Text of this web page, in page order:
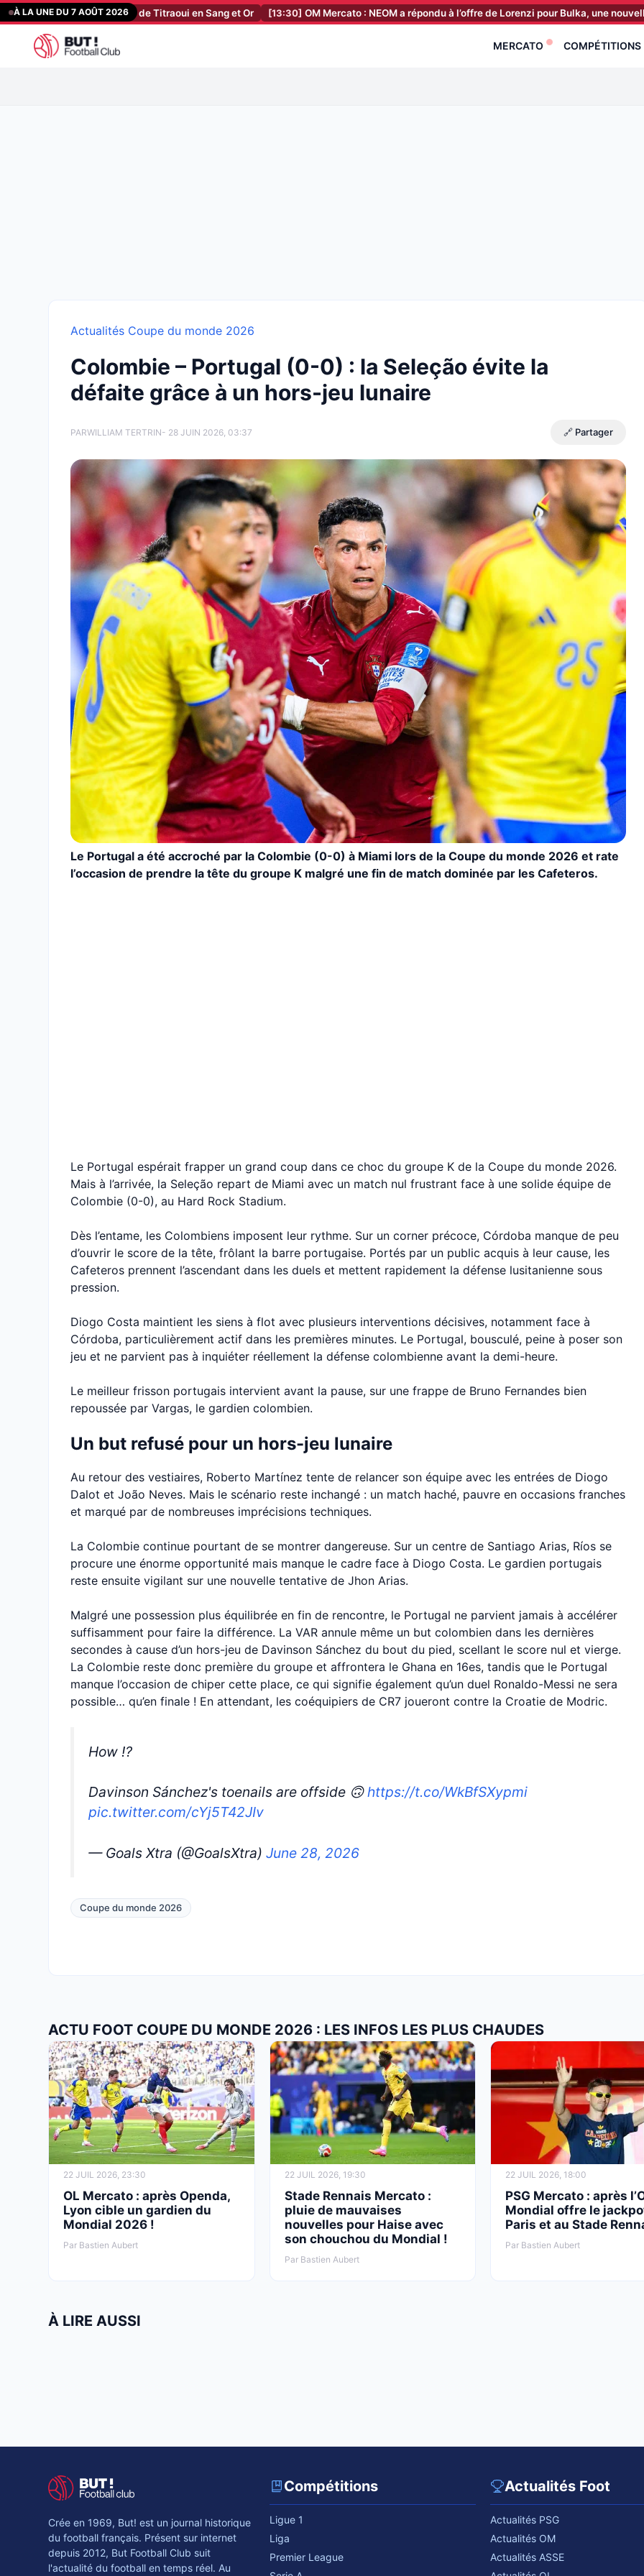
Aller
au
contenu
À LA UNE DU 7 AOÛT 2026
les premiers mots de Titraoui en Sang et Or [13:30] OM Mercato : NEOM a répondu à l’offre de Lorenzi pour Bulka, une nouvelle piste en
MERCATO COMPÉTITIONS
Actualités Coupe du monde 2026
Colombie – Portugal (0-0) : la Seleção évite la
défaite grâce à un hors-jeu lunaire
PARWILLIAM TERTRIN- 28 JUIN 2026, 03:37 🔗 Partager
Le Portugal a été accroché par la Colombie (0-0) à Miami lors de la Coupe du monde 2026 et rate
l’occasion de prendre la tête du groupe K malgré une fin de match dominée par les Cafeteros.
Le Portugal espérait frapper un grand coup dans ce choc du groupe K de la Coupe du monde 2026.
Mais à l’arrivée, la Seleção repart de Miami avec un match nul frustrant face à une solide équipe de
Colombie (0-0), au Hard Rock Stadium.
Dès l’entame, les Colombiens imposent leur rythme. Sur un corner précoce, Córdoba manque de peu
d’ouvrir le score de la tête, frôlant la barre portugaise. Portés par un public acquis à leur cause, les
Cafeteros prennent l’ascendant dans les duels et mettent rapidement la défense lusitanienne sous
pression.
Diogo Costa maintient les siens à flot avec plusieurs interventions décisives, notamment face à
Córdoba, particulièrement actif dans les premières minutes. Le Portugal, bousculé, peine à poser son
jeu et ne parvient pas à inquiéter réellement la défense colombienne avant la demi-heure.
Le meilleur frisson portugais intervient avant la pause, sur une frappe de Bruno Fernandes bien
repoussée par Vargas, le gardien colombien.
Un but refusé pour un hors-jeu lunaire
Au retour des vestiaires, Roberto Martínez tente de relancer son équipe avec les entrées de Diogo
Dalot et João Neves. Mais le scénario reste inchangé : un match haché, pauvre en occasions franches
et marqué par de nombreuses imprécisions techniques.
La Colombie continue pourtant de se montrer dangereuse. Sur un centre de Santiago Arias, Ríos se
procure une énorme opportunité mais manque le cadre face à Diogo Costa. Le gardien portugais
reste ensuite vigilant sur une nouvelle tentative de Jhon Arias.
Malgré une possession plus équilibrée en fin de rencontre, le Portugal ne parvient jamais à accélérer
suffisamment pour faire la différence. La VAR annule même un but colombien dans les dernières
secondes à cause d’un hors-jeu de Davinson Sánchez du bout du pied, scellant le score nul et vierge.
La Colombie reste donc première du groupe et affrontera le Ghana en 16es, tandis que le Portugal
manque l’occasion de chiper cette place, ce qui signifie également qu’un duel Ronaldo-Messi ne sera
possible… qu’en finale ! En attendant, les coéquipiers de CR7 joueront contre la Croatie de Modric.
How ⁉️
Davinson Sánchez's toenails are offside 🙃https://t.co/WkBfSXypmi
pic.twitter.com/cYj5T42JIv
— Goals Xtra (@GoalsXtra) June 28, 2026
Coupe du monde 2026
ACTU FOOT COUPE DU MONDE 2026 : LES INFOS LES PLUS CHAUDES
22 JUIL 2026, 23:30
OL Mercato : après Openda,
Lyon cible un gardien du
Mondial 2026 !
Par Bastien Aubert
22 JUIL 2026, 19:30
Stade Rennais Mercato :
pluie de mauvaises
nouvelles pour Haise avec
son chouchou du Mondial !
Par Bastien Aubert
22 JUIL 2026, 18:00
PSG Mercato : après
Mondial offre le
Paris et au Stade
Par Bastien Aubert
À LIRE AUSSI
Crée en 1969, But! est un journal historique
du football français. Présent sur internet
depuis 2012, But Football Club suit
l'actualité du football en temps réel. Au
Compétitions
Ligue 1
Liga
Premier League
Actualités Foot
Actualités PSG
Actualités OM
Actualités ASSE